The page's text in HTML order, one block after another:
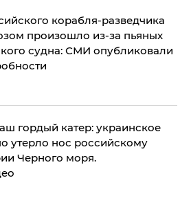
корабля-разведчика
произошло из-за пьяных
судна: СМИ опубликовали
гордый катер: украинское
утерло нос российскому
Черного моря.